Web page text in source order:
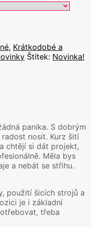
, Krátkodobé a
Štítek: Novinka!
panika. S dobrým
nosit. Kurz šití
chtějí si dát projekt,
Měla bys
a nebát se střihu.
použití šicích strojů a
je i základní
třeba